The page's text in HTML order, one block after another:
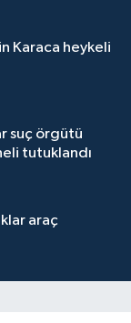
Karaca heykeli
suç örgütü
tutuklandı
araç